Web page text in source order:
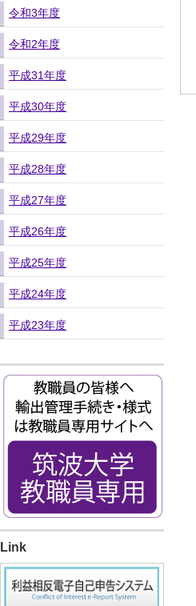
令和3年度
令和2年度
平成31年度
平成30年度
平成29年度
平成28年度
平成27年度
平成26年度
平成25年度
平成24年度
平成23年度
Link